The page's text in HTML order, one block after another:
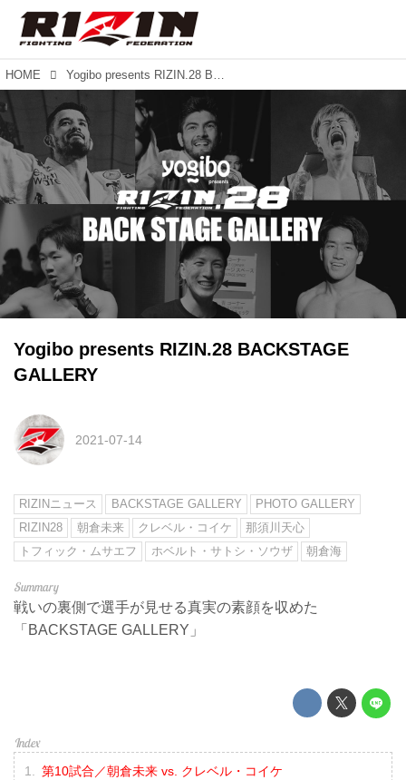
HOME Yogibo presents RIZIN.28 BACKSTAGE GALLERY
Yogibo presents RIZIN.28 BACKSTAGE
GALLERY
2021-07-14
RIZINニュース BACKSTAGE GALLERY
PHOTO GALLERY
RIZIN28
朝倉未来 クレベル・コイケ
那須川天心
トフィック・ムサエフ
ホベルト・サトシ・ソウザ 朝倉海
戦いの裏側で選手が見せる真実の素顔を収めた
「BACKSTAGE GALLERY」
第10試合／朝倉未来 vs. クレベル・コイケ